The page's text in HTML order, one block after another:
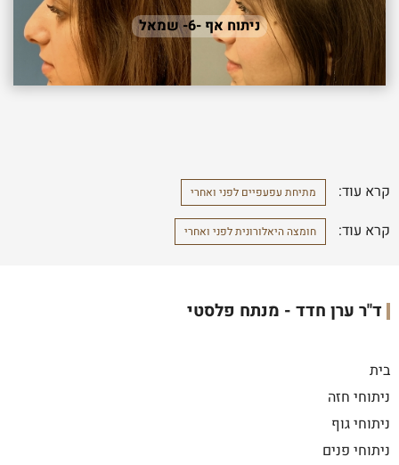
ניתוח אף -6- שמאל
קרא עוד: מתיחת עפעפיים לפני ואחרי
קרא עוד: חומצה היאלורונית לפני ואחרי
ד"ר ערן חדד - מנתח פלסטי
בית
ניתוחי חזה
ניתוחי גוף
ניתוחי פנים